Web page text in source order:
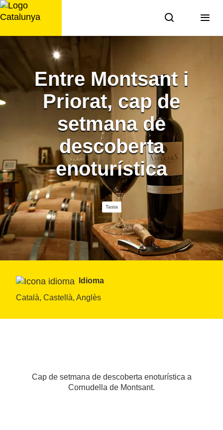
Saltar
al
Entre Montsant i
Priorat, cap de
setmana de
descoberta
enoturística
Tasta
Idioma
Català, Castellà, Anglès
Cap de setmana de descoberta enoturística a
Cornudella de Montsant.